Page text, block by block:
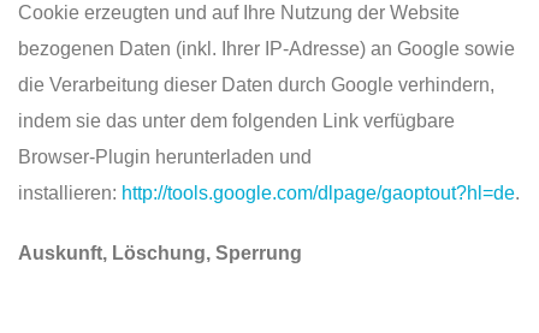
Cookie erzeugten und auf Ihre Nutzung der Website
bezogenen Daten (inkl. Ihrer IP-Adresse) an Google sowie
die Verarbeitung dieser Daten durch Google verhindern,
indem sie das unter dem folgenden Link verfügbare
Browser-Plugin herunterladen und
installieren: http://tools.google.com/dlpage/gaoptout?hl=de.
Auskunft, Löschung, Sperrung
KONTAKT HOLZKIRCHEN
EMAIL info@snooze-holzkirchen.com